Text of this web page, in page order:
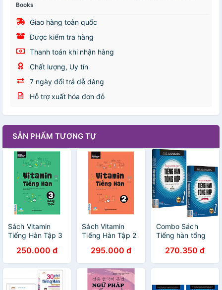
Books
Giao hàng toàn quốc
Được kiểm tra hàng
Thanh toán khi nhận hàng
Chất lượng, Uy tín
7 ngày đổi trả dễ dàng
Hỗ trợ xuất hóa đơn đỏ
SẢN PHẨM TƯƠNG TỰ
Sách Vitamin
Tiếng Hàn Tập 3
250.000 đ
Sách Vitamin
Tiếng Hàn Tập 2
295.000 đ
Combo Sách
Tiếng hàn tổng
người Việt Nam -
Sơ cấp 1 (Bản 4
màu)
270.350 đ